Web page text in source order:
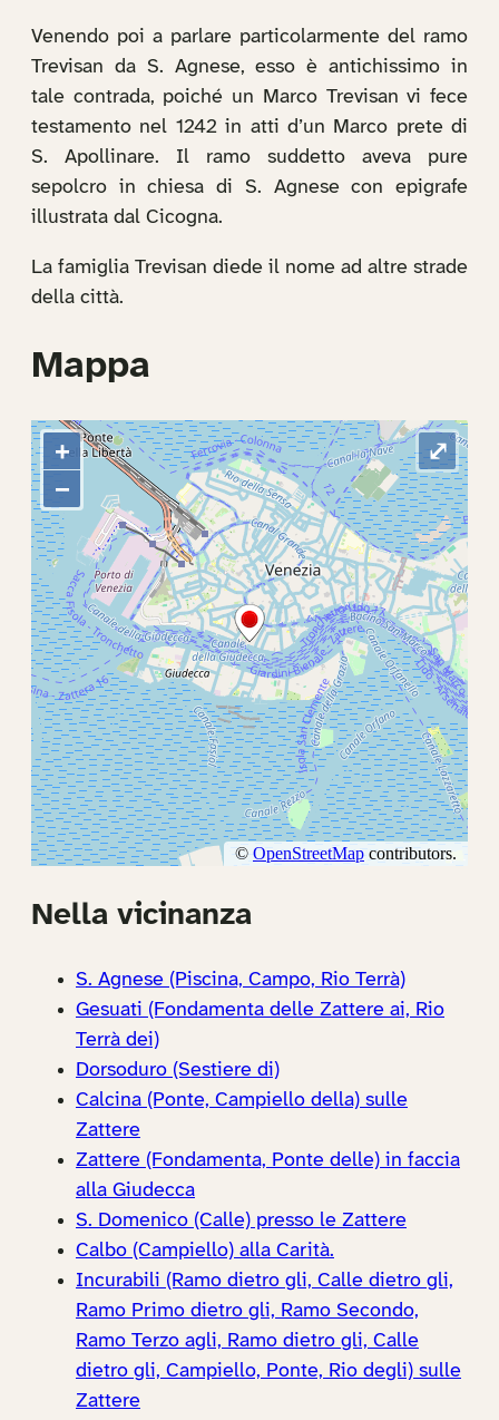
Venendo poi a parlare particolarmente del ramo
Trevisan da S. Agnese, esso è antichissimo in
tale contrada, poiché un Marco Trevisan vi fece
testamento nel 1242 in atti d’un Marco prete di
S. Apollinare. Il ramo suddetto aveva pure
sepolcro in chiesa di S. Agnese con epigrafe
illustrata dal Cicogna.
La famiglia Trevisan diede il nome ad altre strade
della città.
Mappa
Nella vicinanza
S. Agnese (Piscina, Campo, Rio Terrà)
Gesuati (Fondamenta delle Zattere ai, Rio
Terrà dei)
Dorsoduro (Sestiere di)
Calcina (Ponte, Campiello della) sulle
Zattere
Zattere (Fondamenta, Ponte delle) in faccia
alla Giudecca
S. Domenico (Calle) presso le Zattere
Calbo (Campiello) alla Carità.
Incurabili (Ramo dietro gli, Calle dietro gli,
Ramo Primo dietro gli, Ramo Secondo,
Ramo Terzo agli, Ramo dietro gli, Calle
dietro gli, Campiello, Ponte, Rio degli) sulle
Zattere